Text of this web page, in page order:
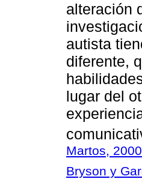
alteración
autista
diferente,
lugar del
Martos, 2000
Bryson y